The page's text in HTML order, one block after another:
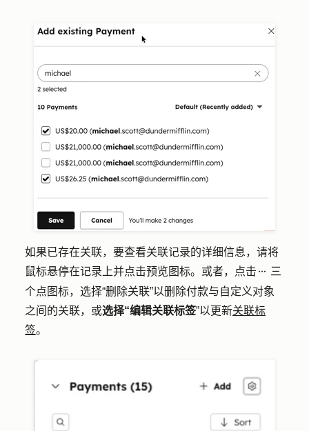
如果已存在关联，要查看关联记录的详细信息，请将
鼠标悬停在记录上并点击预览图标。或者，点击 ellipses 三
个点图标，选择“删除关联”以删除付款与自定义对象
之间的关联，或选择“编辑关联标签”以更新关联标
签。